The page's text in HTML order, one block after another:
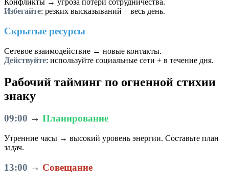
Конфликты → угроза потери сотрудничества.
Избегайте: резких высказываний + весь день.
Скрытые ресурсы
Сетевое взаимодействие → новые контакты.
Действуйте: используйте социальные сети + в течение дня.
Рабочий тайминг по огненной стихии
знаку
09:00 → Планирование
Утренние часы → высокий уровень энергии. Составьте план
задач.
13:00 → Совещание